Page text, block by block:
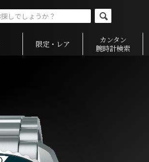
限定・レア
カンタン
腕時計検索